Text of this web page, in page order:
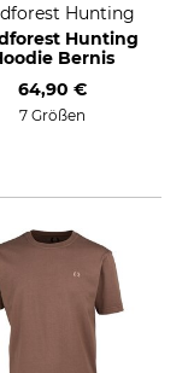
Hunting
Hunting
Bernis
64,90 €
7 Größen